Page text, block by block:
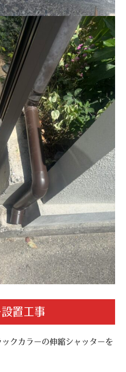
置工事
クカラーの伸縮シャッターを